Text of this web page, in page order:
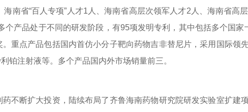
海南省“百人专项”人才1人、海南省高层次领军人才2人、海南省
产品处于不同的研发阶段，有95项发明专利，其中包括多个国
重点产品包括国内首仿小分子靶向药物吉非替尼片，采用国际领
铂注射液等。多个产品国内外市场销量前三。
断扩大投资，陆续布局了齐鲁海南药物研究院研发实验室扩建